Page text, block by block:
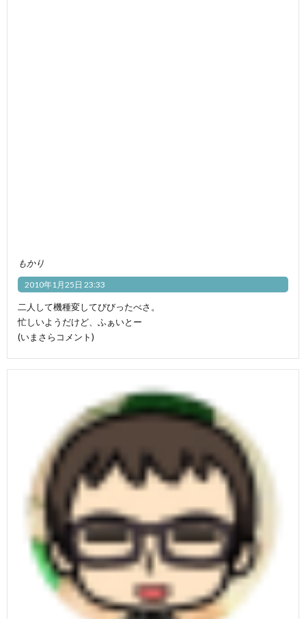
もかり
2010年1月25日 23:33
二人して機種変してびびったべさ。
忙しいようだけど、ふぁいとー
(いまさらコメント)